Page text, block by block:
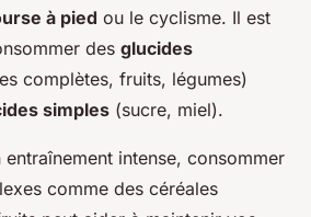
à pied ou le cyclisme. Il est
des glucides
complètes, fruits, légumes)
simples (sucre, miel).
entraînement intense, consommer
comme des céréales